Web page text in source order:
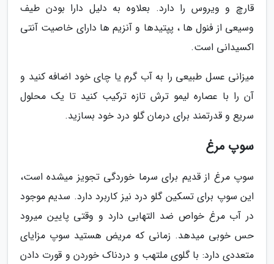
قارچ و ویروس را دارد. بعلاوه به دلیل دارا بودن طیف
وسیعی از فنول ها ، پپتیدها و آنزیم ها دارای خاصیت آنتی
اکسیدانی است.
میزانی عسل طبیعی را به آب گرم یا چای خود اضافه کنید و
آن را با عصاره لیمو ترش تازه ترکیب کنید تا یک محلول
سریع و قدرتمند برای درمان گلو درد خود بسازید.
سوپ مرغ
سوپ مرغ از قدیم برای سرما خوردگی تجویز میشده است،
این سوپ برای تسکین گلو درد نیز کاربرد دارد. سدیم موجود
در آب مرغ خواص ضد التهابی دارد و وقتی پایین میرود
حس خوبی میدهد. زمانی که مریض هستید سوپ مزایای
متعددی دارد: با گلوی ملتهب و دردناک خوردن و قورت دادن